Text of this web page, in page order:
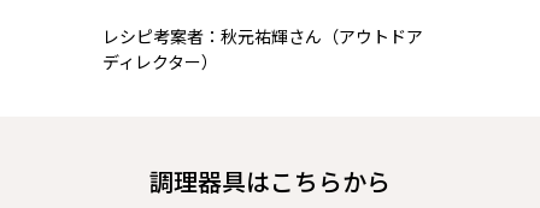
レシピ考案者：秋元祐輝さん（アウトドア
ディレクター）
調理器具はこちらから